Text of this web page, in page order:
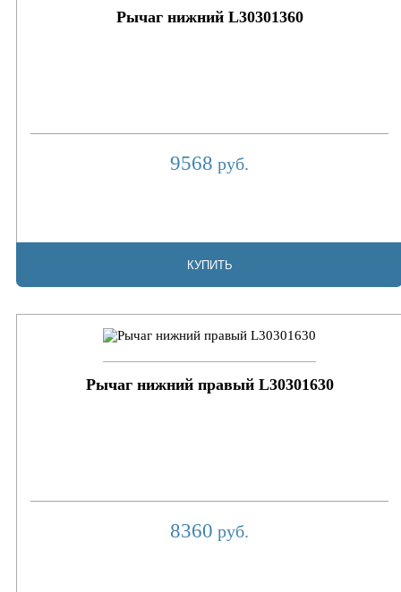
Рычаг нижний L30301360
9568 руб.
КУПИТЬ
Рычаг нижний правый L30301630
8360 руб.